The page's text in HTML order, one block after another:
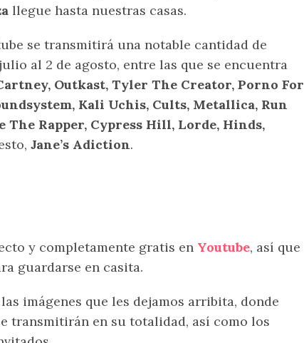
llegue hasta nuestras casas.
se transmitirá una notable cantidad de
al 2 de agosto, entre las que se encuentra
Outkast, Tyler The Creator, Porno For
Kali Uchis, Cults, Metallica, Run
The Rapper, Cypress Hill, Lorde, Hinds,
Jane’s Adiction.
y completamente gratis en Youtube, así que
guardarse en casita.
imágenes que les dejamos arribita, donde
transmitirán en su totalidad, así como los